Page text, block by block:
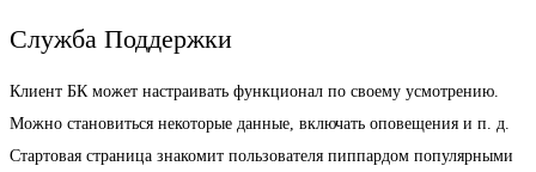
Служба Поддержки
Клиент БК может настраивать функционал по своему усмотрению.
Можно становиться некоторые данные, включать оповещения и п. д.
Стартовая страница знакомит пользователя пиппардом популярными